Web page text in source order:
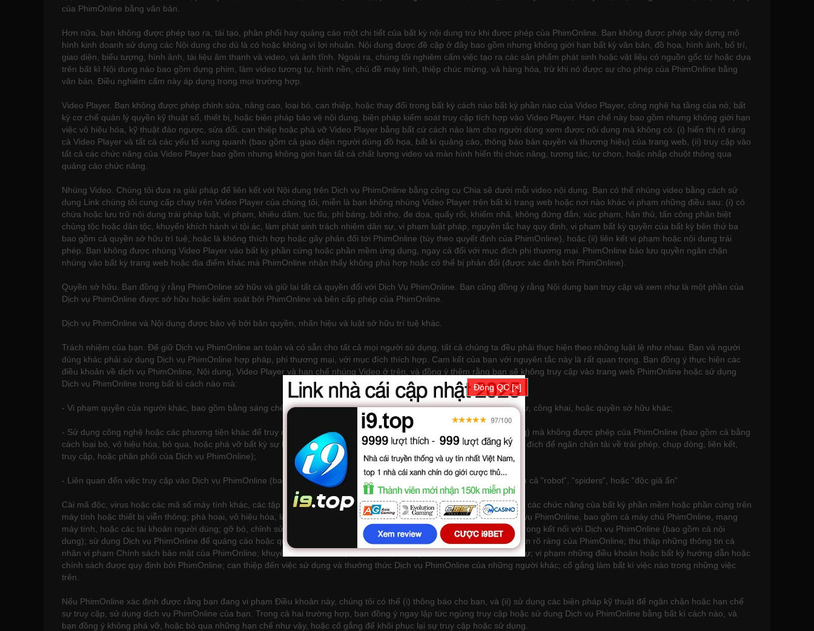
của PhimOnline bằng văn bản.
Hơn nữa, bạn không được phép tạo ra, tái tạo, phân phối hay quảng cáo một chi tiết của bất kỳ nội dung trừ khi được phép của PhimOnline. Bạn không được phép xây dựng mô
hình kinh doanh sử dụng các Nội dung cho dù là có hoặc không vì lợi nhuận. Nội dung được đề cập ở đây bao gồm nhưng không giới hạn bất kỳ văn bản, đồ họa, hình ảnh, bố trí,
giao diện, biểu tượng, hình ảnh, tài liệu âm thanh và video, và ảnh tĩnh. Ngoài ra, chúng tôi nghiêm cấm việc tạo ra các sản phẩm phát sinh hoặc vật liệu có nguồn gốc từ hoặc dựa
trên bất kì Nội dung nào bao gồm dựng phim, làm video tương tự, hình nền, chủ đề máy tính, thiệp chúc mừng, và hàng hóa, trừ khi nó được sự cho phép của PhimOnline bằng
văn bản. Điều nghiêm cấm này áp dụng trong mọi trường hợp.
Video Player. Bạn không được phép chỉnh sửa, nâng cao, loại bỏ, can thiệp, hoặc thay đổi trong bất kỳ cách nào bất kỳ phần nào của Video Player, công nghệ hạ tầng của nó, bất
kỳ cơ chế quản lý quyền kỹ thuật số, thiết bị, hoặc biện pháp bảo vệ nội dung, biện pháp kiểm soát truy cập tích hợp vào Video Player. Hạn chế này bao gồm nhưng không giới hạn
việc vô hiệu hóa, kỹ thuật đảo ngược, sửa đổi, can thiệp hoặc phá vỡ Video Player bằng bất cứ cách nào làm cho người dùng xem được nội dung mà không có: (i) hiển thị rõ ràng
cả Video Player và tất cả các yếu tố xung quanh (bao gồm cả giao diện người dùng đồ họa, bất kì quảng cáo, thông báo bản quyền và thương hiệu) của trang web, (ii) truy cập vào
tất cả các chức năng của Video Player bao gồm nhưng không giới hạn tất cả chất lượng video và màn hình hiển thị chức năng, tương tác, tự chọn, hoặc nhấp chuột thông qua
quảng cáo chức năng.
Nhúng Video. Chúng tôi đưa ra giải pháp để liên kết với Nội dung trên Dịch vụ PhimOnline bằng công cụ Chia sẽ dưới mỗi video nội dung. Bạn có thể nhúng video bằng cách sử
dụng Link chúng tôi cung cấp chạy trên Video Player của chúng tôi, miễn là bạn không nhúng Video Player trên bất kì trang web hoặc nơi nào khác vi phạm những điều sau: (i) có
chứa hoặc lưu trữ nội dung trái pháp luật, vi phạm, khiêu dâm, tục tĩu, phỉ báng, bôi nhọ, đe dọa, quấy rối, khiếm nhã, không đứng đắn, xúc phạm, hận thù, tấn công phân biệt
chủng tộc hoặc dân tộc, khuyến khích hành vi tội ác, làm phát sinh trách nhiệm dân sự, vi phạm luật pháp, nguyên tắc hay quy định, vi phạm bất kỳ quyền của bất kỳ bên thứ ba
bao gồm cả quyền sở hữu trí tuệ, hoặc là không thích hợp hoặc gây phản đối tới PhimOnline (tùy theo quyết định của PhimOnline), hoặc (ii) liên kết vi phạm hoặc nội dung trái
phép. Bạn không được nhúng Video Player vào bất kỳ phần cứng hoặc phần mềm ứng dụng, ngay cả đối với mục đích phi thương mại. PhimOnline bảo lưu quyền ngăn chặn
nhúng vào bất kỳ trang web hoặc địa điểm khác mà PhimOnline nhận thấy không phù hợp hoặc có thể bị phản đối (được xác định bởi PhimOnline).
Quyền sở hữu. Bạn đồng ý rằng PhimOnline sở hữu và giữ lại tất cả quyền đối với Dịch Vụ PhimOnline. Bạn cũng đồng ý rằng Nội dung bạn truy cập và xem như là một phần của
Dịch vụ PhimOnline được sở hữu hoặc kiểm soát bởi PhimOnline và bên cấp phép của PhimOnline.
Dịch vụ PhimOnline và Nội dung được bảo vệ bởi bản quyền, nhãn hiệu và luật sở hữu trí tuệ khác.
Trách nhiệm của bạn. Để giữ Dịch vụ PhimOnline an toàn và có sẵn cho tất cả mọi người sử dụng, tất cả chúng ta đều phải thực hiện theo những luật lệ như nhau. Bạn và người
dùng khác phải sử dụng Dịch vụ PhimOnline hợp pháp, phi thương mại, với mục đích thích hợp. Cam kết của bạn với nguyên tắc này là rất quan trọng. Bạn đồng ý thực hiện các
điều khoản về dịch vụ PhimOnline, Nội dung, Video Player và hạn chế nhúng Video ở trên, và đồng ý thêm rằng bạn sẽ không truy cập vào trang web PhimOnline hoặc sử dụng
Dịch vụ PhimOnline trong bất kì cách nào mà:
- Vi phạm quyền của người khác, bao gồm bằng sáng chế, thương hiệu, bí mật thương mại, quyền tác giả, quyền riêng tư, công khai, hoặc quyền sở hữu khác;
- Sử dụng công nghệ hoặc các phương tiện khác để truy cập hoặc liên kết đến Dịch vụ PhimOnline (bao gồm cả nội dung) mà không được phép của PhimOnline (bao gồm cả bằng
cách loại bỏ, vô hiệu hóa, bỏ qua, hoặc phá vỡ bất kỳ sự bảo vệ nội dung hoặc các cơ chế kiểm soát truy cập nhằm mục đích để ngăn chặn tải về trái phép, chụp dòng, liên kết,
truy cập, hoặc phân phối của Dịch vụ PhimOnline);
- Liên quan đến việc truy cập vào Dịch vụ PhimOnline (bao gồm cả nội dung) thông qua bất kỳ công cụ tự động, bao gồm cả ‟robot‟, ‟spiders‟, hoặc ‟độc giả ẩn‟
Cài mã độc, virus hoặc các mã số máy tính khác, các tập tin, hoặc các chương trình gây cản trở, phá hỏng hoặc hạn chế các chức năng của bất kỳ phần mềm hoặc phần cứng trên
máy tính hoặc thiết bị viễn thông; phá hoại, vô hiệu hóa, làm quá tải, làm suy yếu, hoặc làm tăng truy cập trái phép Dịch vụ PhimOnline, bao gồm cả máy chủ PhimOnline, mạng
máy tính, hoặc các tài khoản người dùng; gỡ bỏ, chỉnh sửa, vô hiệu hóa, che khuất hoặc làm suy yếu bất kỳ quảng cáo trong kết nối với Dịch vụ PhimOnline (bao gồm cả nội
dung); sử dụng Dịch vụ PhimOnline để quảng cáo hoặc quảng bá các dịch vụ không được chấp thuận trước bằng văn bản rõ ràng của PhimOnline; thu thập những thông tin cá
nhân vi phạm Chính sách bảo mật của PhimOnline; khuyến khích hành vi phạm tội hoặc làm phát sinh trách nhiệm dân sự; vi phạm những điều khoản hoặc bất kỳ hướng dẫn hoặc
chính sách được quy định bởi PhimOnline; can thiệp đến việc sử dụng và thưởng thức Dịch vụ PhimOnline của những người khác; cố gắng làm bất kì việc nào trong những việc
trên.
Nếu PhimOnline xác định được rằng bạn đang vi phạm Điều khoản này, chúng tôi có thể (i) thông báo cho bạn, và (ii) sử dụng các biện pháp kỹ thuật để ngăn chặn hoặc hạn chế
sự truy cập, sử dụng dịch vụ PhimOnline của bạn. Trong cả hai trường hợp, bạn đồng ý ngay lập tức ngừng truy cập hoặc sử dụng Dịch vụ PhimOnline bằng bất kì cách nào, và
bạn đồng ý không phá vỡ, hoặc bỏ qua những hạn chế như vậy, hoặc cố gắng để khôi phục lại sự truy cập hoặc sử dụng.
Đóng QC [×]